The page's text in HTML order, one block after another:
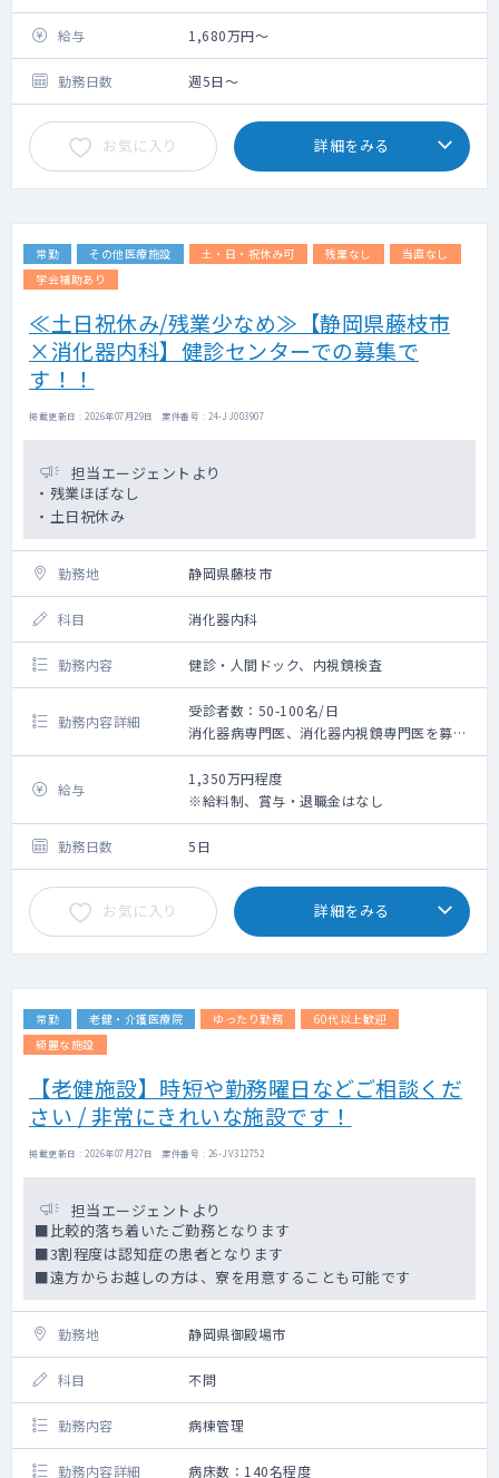
総患者500~600人程度/月
給与
1,680万円～
勤務日数 週5日～
お気に入り 詳細をみる
常勤 その他医療施設 土・日・祝休み可 残業なし
当直なし
学会補助あり
≪土日祝休み/残業少なめ≫【静岡県藤枝市
×消化器内科】健診センターでの募集で
す！！
掲載更新日 : 2026年07月29日 案件番号 : 24-JJ003907
担当エージェントより
・残業ほぼなし
・土日祝休み
勤務地 静岡県藤枝市
科目 消化器内科
勤務内容 健診・人間ドック、内視鏡検査
勤務内容詳細
受診者数：50-100名/日
消化器病専門医、消化器内視鏡専門医を募集
就業内容：月・金：所内健診の内科診察＋ド
ックの結果説明、もしくは巡回健診での内科
診察
火・水・木：内視鏡（ＡＭ）＋結
果説明（ＰＭ）ドック勤務
外来数：1日平均4～5名
受付終了時間：人間ドック受付終了時間：
AM9：30
給与
1,350万円程度
※給料制、賞与・退職金はなし
勤務日数 5日
お気に入り 詳細をみる
常勤 老健・介護医療院 ゆったり勤務
60代以上歓迎
綺麗な施設
【老健施設】時短や勤務曜日などご相談くだ
さい / 非常にきれいな施設です！
掲載更新日 : 2026年07月27日 案件番号 : 26-JV312752
担当エージェントより
■比較的落ち着いたご勤務となります
■3割程度は認知症の患者となります
■遠方からお越しの方は、寮を用意することも可能です
勤務地 静岡県御殿場市
科目 不問
勤務内容 病棟管理
勤務内容詳細 病床数：140名程度